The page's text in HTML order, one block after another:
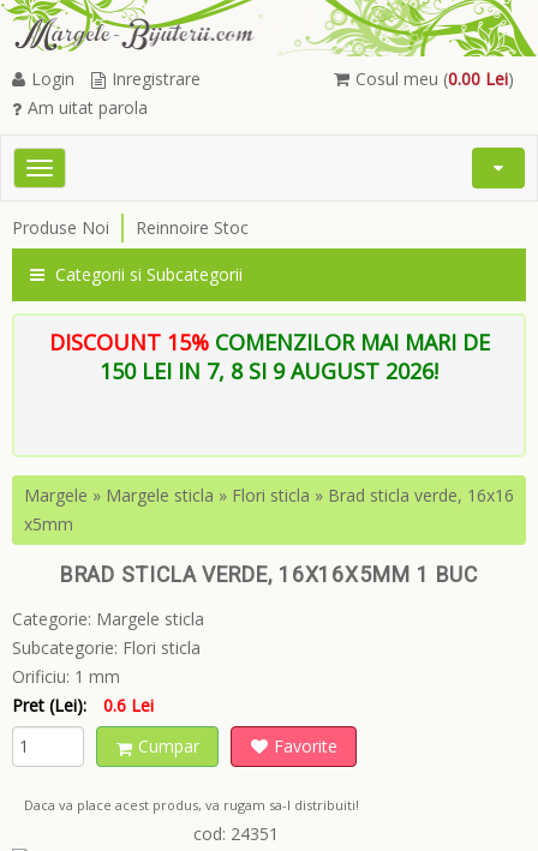
Cosul meu (0.00 Lei)
Login
Inregistrare
Am uitat parola
Toggle
Open
Produse Noi Reinnoire Stoc
Categorii si Subcategorii
DISCOUNT 15% COMENZILOR MAI MARI DE
150 LEI IN 7, 8 SI 9 AUGUST 2026!
Margele » Margele sticla » Flori sticla » Brad sticla verde, 16x16
x5mm
BRAD STICLA VERDE, 16X16X5MM 1 BUC
Categorie: Margele sticla
Subcategorie: Flori sticla
Orificiu: 1 mm
Pret (Lei):
0.6 Lei
Cumpar
Favorite
Daca va place acest produs, va rugam sa-l distribuiti!
cod: 24351